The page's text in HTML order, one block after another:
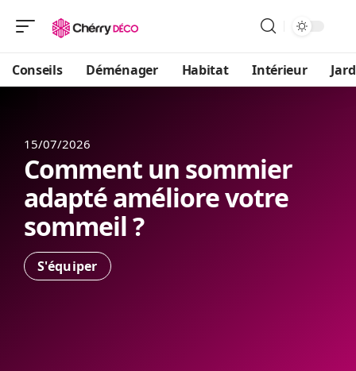
Conseils Déménager Habitat Intérieur
15/07/2026
Comment un sommier
adapté améliore votre
sommeil ?
S'équiper